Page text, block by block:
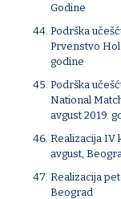
Godine
Podrška
Prvenstvo
godine
Podrška
National
avgust 2019.
Realizacija IV
avgust,
Realizacija
Beograd